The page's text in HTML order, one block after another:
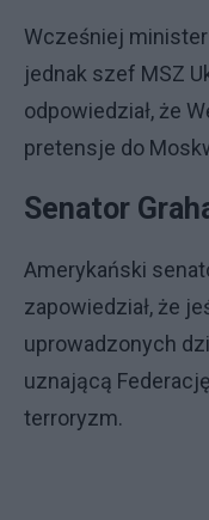
Wcześniej minister
jednak szef MSZ
odpowiedział, że
pretensje do
Senator
Amerykański
zapowiedział, że
uprowadzonych
uznającą
terroryzm.